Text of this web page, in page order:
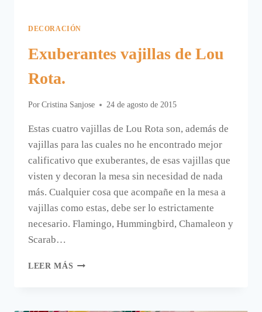
DECORACIÓN
Exuberantes vajillas de Lou
Rota.
Por Cristina Sanjose 24 de agosto de 2015
Estas cuatro vajillas de Lou Rota son, además de
vajillas para las cuales no he encontrado mejor
calificativo que exuberantes, de esas vajillas que
visten y decoran la mesa sin necesidad de nada
más. Cualquier cosa que acompañe en la mesa a
vajillas como estas, debe ser lo estrictamente
necesario. Flamingo, Hummingbird, Chamaleon y
Scarab…
LEER MÁS EXUBERANTES